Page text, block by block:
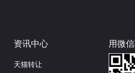
资讯中心
天猫转让
用微